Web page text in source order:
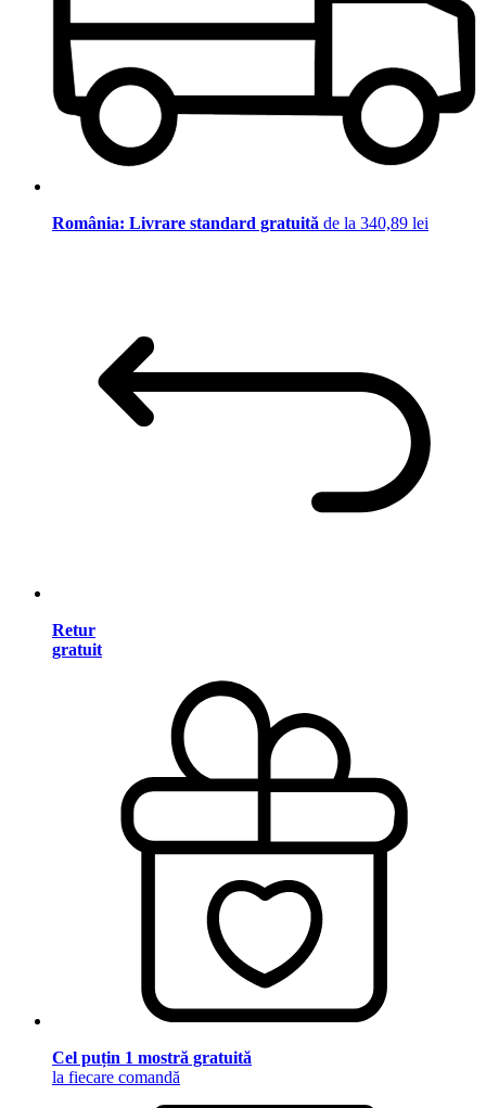
România: Livrare standard gratuită de la 340,89 lei
Retur
gratuit
Cel puțin 1 mostră gratuită
la fiecare comandă